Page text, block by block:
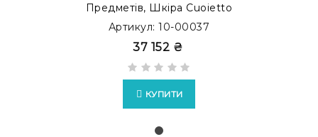
Предметів, Шкіра Сuoietto
Артикул: 10-00037
37 152 ₴
КУПИТИ